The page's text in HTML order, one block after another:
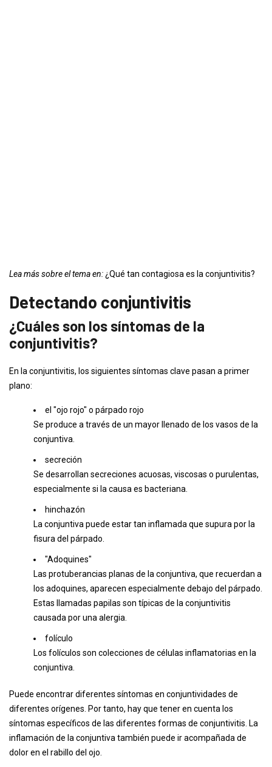
Lea más sobre el tema en: ¿Qué tan contagiosa es la conjuntivitis?
Detectando conjuntivitis
¿Cuáles son los síntomas de la
conjuntivitis?
En la conjuntivitis, los siguientes síntomas clave pasan a primer
plano:
el "ojo rojo" o párpado rojo
Se produce a través de un mayor llenado de los vasos de la
conjuntiva.
secreción
Se desarrollan secreciones acuosas, viscosas o purulentas,
especialmente si la causa es bacteriana.
hinchazón
La conjuntiva puede estar tan inflamada que supura por la
fisura del párpado.
"Adoquines"
Las protuberancias planas de la conjuntiva, que recuerdan a
los adoquines, aparecen especialmente debajo del párpado.
Estas llamadas papilas son típicas de la conjuntivitis
causada por una alergia.
folículo
Los folículos son colecciones de células inflamatorias en la
conjuntiva.
Puede encontrar diferentes síntomas en conjuntividades de
diferentes orígenes. Por tanto, hay que tener en cuenta los
síntomas específicos de las diferentes formas de conjuntivitis. La
inflamación de la conjuntiva también puede ir acompañada de
dolor en el rabillo del ojo.